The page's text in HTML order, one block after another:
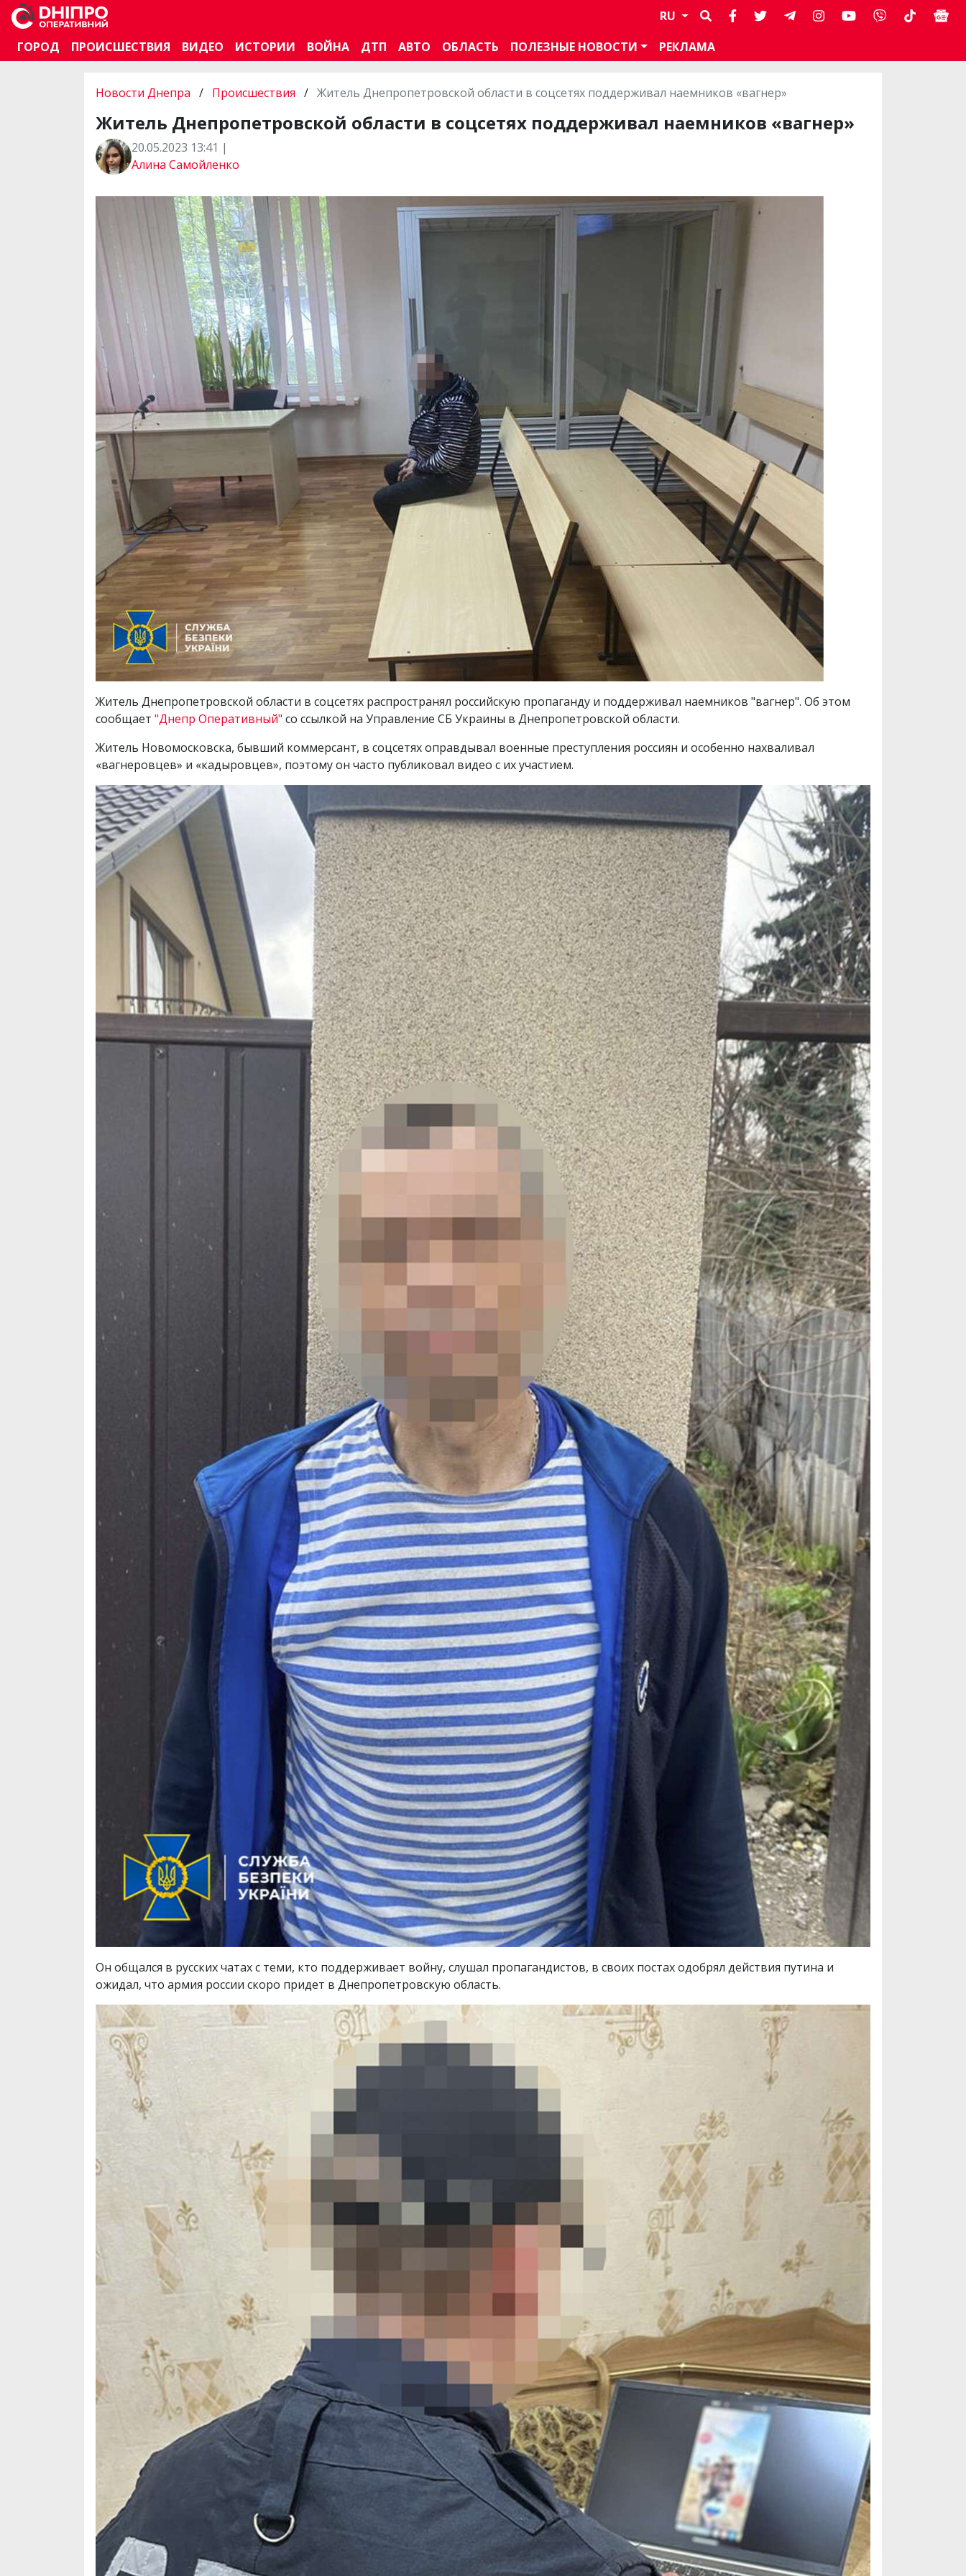
RU
ГОРОД
ПРОИСШЕСТВИЯ ВИДЕО ИСТОРИИ ВОЙНА ДТП АВТО ОБЛАСТЬ ПОЛЕЗНЫЕ НОВОСТИ РЕКЛАМА
Новости Днепра / Происшествия / Житель Днепропетровской области в соцсетях поддерживал наемников «вагнер»
Житель Днепропетровской области в соцсетях поддерживал наемников «вагнер»
20.05.2023 13:41 |
Алина Самойленко
Житель Днепропетровской области в соцсетях распространял российскую пропаганду и поддерживал наемников "вагнер". Об этом
сообщает "Днепр Оперативный" со ссылкой на Управление СБ Украины в Днепропетровской области.
Житель Новомосковска, бывший коммерсант, в соцсетях оправдывал военные преступления россиян и особенно нахваливал
«вагнеровцев» и «кадыровцев», поэтому он часто публиковал видео с их участием.
Он общался в русских чатах с теми, кто поддерживает войну, слушал пропагандистов, в своих постах одобрял действия путина и
ожидал, что армия россии скоро придет в Днепропетровскую область.